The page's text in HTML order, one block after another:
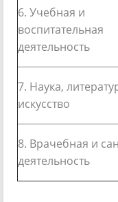
6. Учебная и
воспитательная
деятельность
7. Наука,
искусство
8. Врачебная и
деятельность